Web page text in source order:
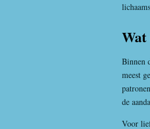
Wat
Binnen
meest
de
Voor